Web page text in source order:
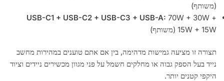
(משותף)
USB-C1 + USB-C2 + USB-C3 + USB-A: 70W + 30W +
15W + 15W (משותף)
תצורה זו מציעה גמישות מדהימה, בין אם אתם טוענים במהירות מחשב
נייד בעל הספק גבוה או מחלקים חשמל על פני מגוון מכשירים ניידים וציוד
היקפי קטנים יותר.